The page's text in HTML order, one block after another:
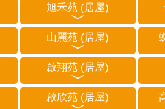
旭禾苑 (居屋)
山麗苑 (居屋)
啟翔苑 (居屋)
啟欣苑 (居屋)